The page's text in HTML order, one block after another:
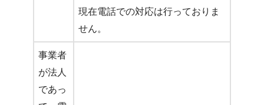
現在電話での対応は行っておりま
せん。
事業者
が法人
であっ